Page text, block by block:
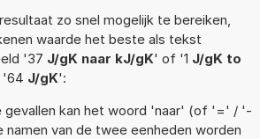
zo snel mogelijk te bereiken,
waarde het beste als tekst
'37 J/gK naar kJ/gK' of '1 J/gK to
'64 J/gK':
gevallen kan het woord 'naar' (of '=' / '-
namen van de twee eenheden worden